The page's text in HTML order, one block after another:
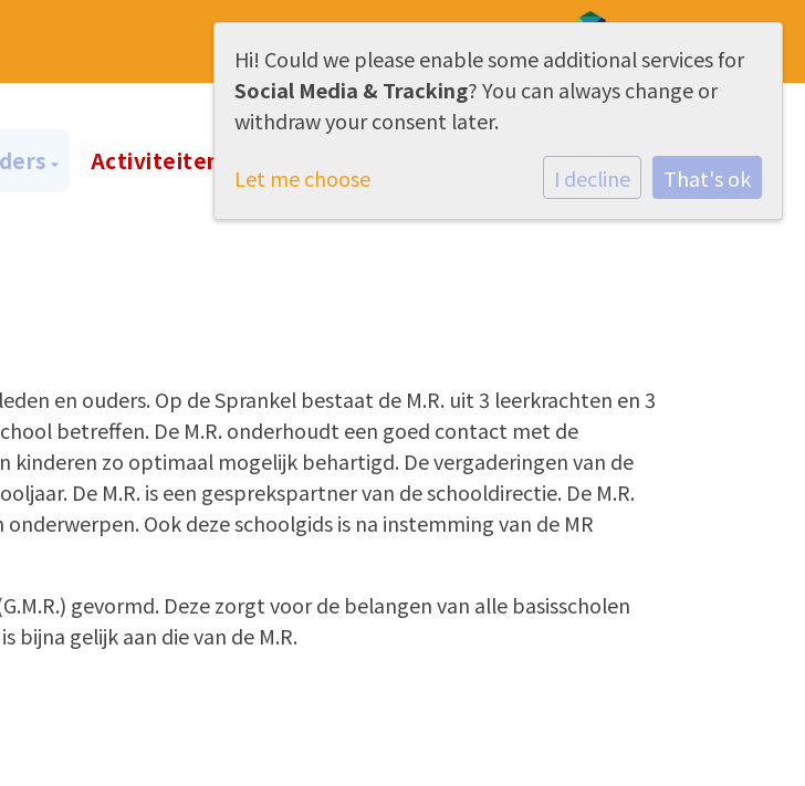
AVG & Privacy
Activiteiten
en ouders. Op de Sprankel bestaat de M.R. uit 3 leerkrachten en 3
betreffen. De M.R. onderhoudt een goed contact met de
kinderen zo optimaal mogelijk behartigd. De vergaderingen van de
De M.R. is een gesprekspartner van de schooldirectie. De M.R.
Ook deze schoolgids is na instemming van de MR
gevormd. Deze zorgt voor de belangen van alle basisscholen
bijna gelijk aan die van de M.R.
Hi! Could we please enable some additional services for
Social Media & Tracking? You can always change or
withdraw your consent later.
Let me choose
I decline That's ok